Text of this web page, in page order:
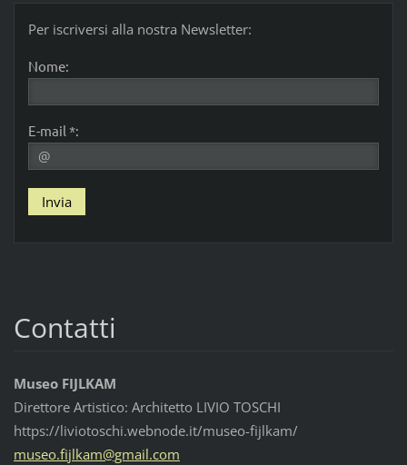
Per iscriversi alla nostra Newsletter:
Nome:
E-mail *:
Contatti
Museo FIJLKAM
Direttore Artistico: Architetto LIVIO TOSCHI
https://liviotoschi.webnode.it/museo-fijlkam/
museo.fijlkam@gmail.com